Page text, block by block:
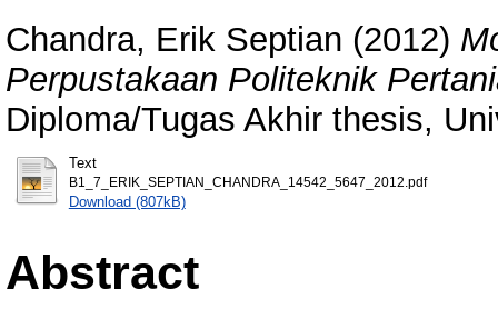
Chandra, Erik Septian (2012)
Perpustakaan Politeknik
Diploma/Tugas Akhir thesis,
Text
B1_7_ERIK_SEPTIAN_CHANDRA_14542_5647_2012.pdf
Download (807kB)
Abstract